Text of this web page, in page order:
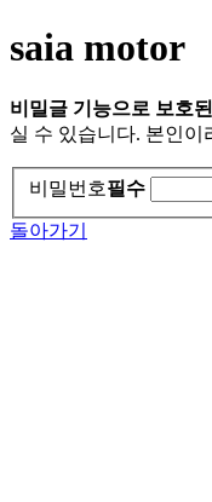
saia motor
비밀글 기능으로 보호
실 수 있습니다. 본인이
비밀번호필수
돌아가기